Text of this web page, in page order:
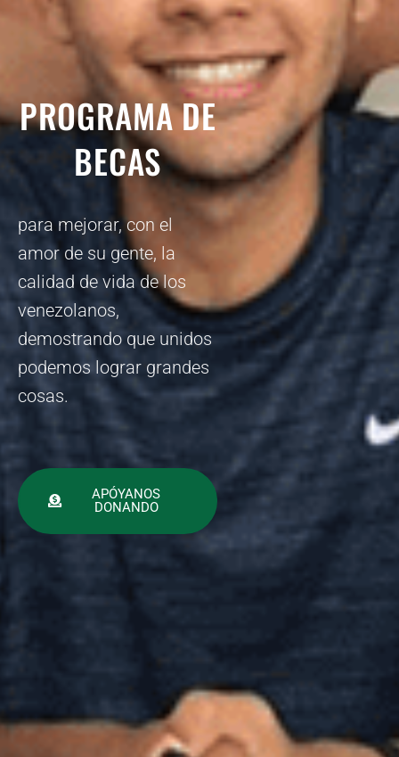
PROGRAMA DE
BECAS
para mejorar, con el
amor de su gente, la
calidad de vida de los
venezolanos,
demostrando que unidos
podemos lograr grandes
cosas.
APÓYANOS
DONANDO